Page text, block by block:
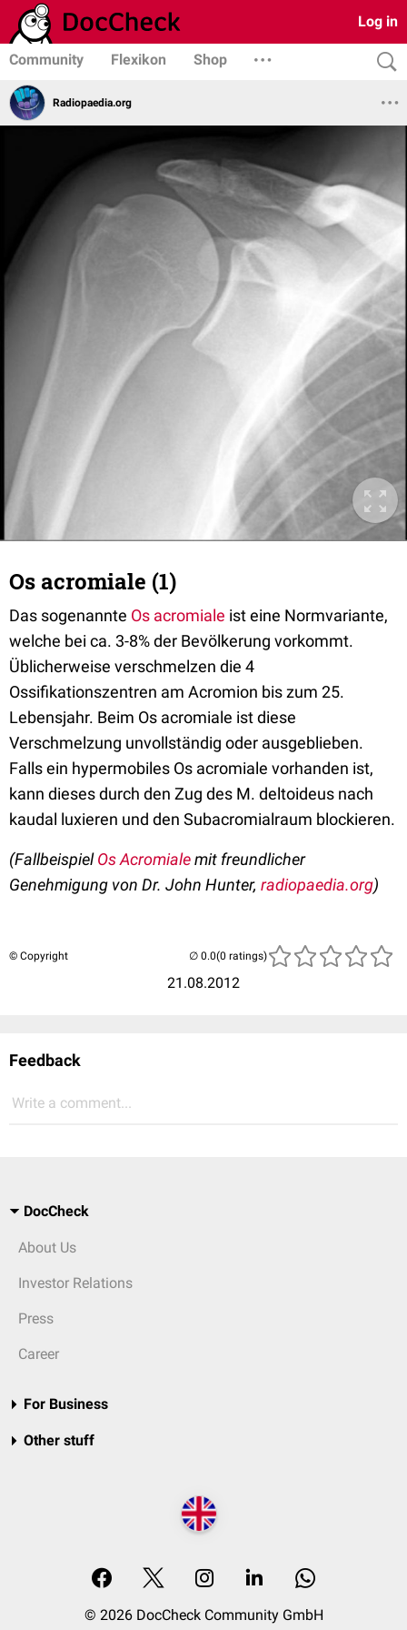
Log in
Community Flexikon Shop
Radiopaedia.org
Os acromiale (1)
Das sogenannte Os acromiale ist eine Normvariante,
welche bei ca. 3-8% der Bevölkerung vorkommt.
Üblicherweise verschmelzen die 4
Ossifikationszentren am Acromion bis zum 25.
Lebensjahr. Beim Os acromiale ist diese
Verschmelzung unvollständig oder ausgeblieben.
Falls ein hypermobiles Os acromiale vorhanden ist,
kann dieses durch den Zug des M. deltoideus nach
kaudal luxieren und den Subacromialraum blockieren.
(FallbeispielOs Acromialemit freundlicher
Genehmigung von Dr. John Hunter, radiopaedia.org)
© Copyright
21.08.2012
(0 ratings)
Feedback
Write a comment...
DocCheck
About Us
Investor Relations
Press
Career
For Business
Other stuff
© 2026 DocCheck Community GmbH